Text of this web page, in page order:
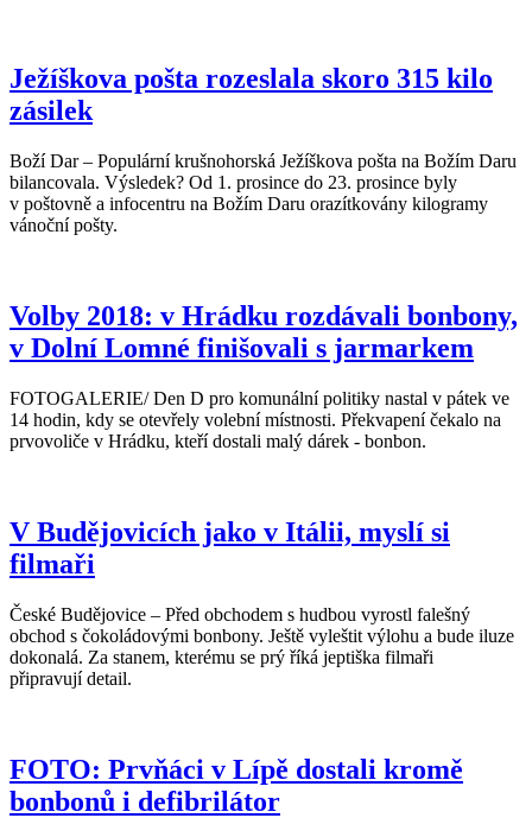
Ježíškova pošta rozeslala skoro 315 kilo
zásilek
Boží Dar – Populární krušnohorská Ježíškova pošta na Božím Daru
bilancovala. Výsledek? Od 1. prosince do 23. prosince byly
v poštovně a infocentru na Božím Daru orazítkovány kilogramy
vánoční pošty.
Volby 2018: v Hrádku rozdávali bonbony,
v Dolní Lomné finišovali s jarmarkem
FOTOGALERIE/ Den D pro komunální politiky nastal v pátek ve
14 hodin, kdy se otevřely volební místnosti. Překvapení čekalo na
prvovoliče v Hrádku, kteří dostali malý dárek - bonbon.
V Budějovicích jako v Itálii, myslí si
filmaři
České Budějovice – Před obchodem s hudbou vyrostl falešný
obchod s čokoládovými bonbony. Ještě vyleštit výlohu a bude iluze
dokonalá. Za stanem, kterému se prý říká jeptiška filmaři
připravují detail.
FOTO: Prvňáci v Lípě dostali kromě
bonbonů i defibrilátor